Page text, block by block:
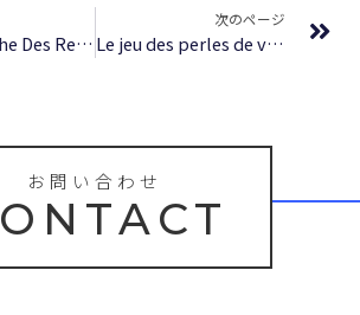
Le Labyrinthe Des Reves – (EPUB, PDF, E-Book)
次のページ
Le jeu des perles de verre – (E-Book PDF)
お問い合わせ